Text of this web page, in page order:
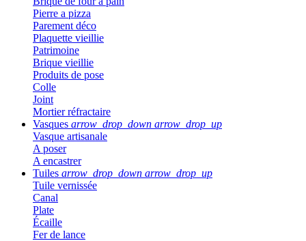
Pierre a pizza
Parement déco
Plaquette vieillie
Patrimoine
Brique vieillie
Produits de pose
Colle
Joint
Mortier réfractaire
Vasques arrow_drop_down arrow_drop_up
Vasque artisanale
A poser
A encastrer
Tuiles arrow_drop_down arrow_drop_up
Tuile vernissée
Canal
Plate
Écaille
Fer de lance